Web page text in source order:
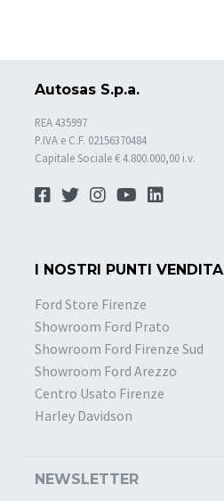
Autosas S.p.a.
REA 435997
P.IVA e C.F. 02156370484
Capitale Sociale € 4.800.000,00 i.v.
I NOSTRI PUNTI VENDITA
Ford Store Firenze
Showroom Ford Prato
Showroom Ford Firenze Sud
Showroom Ford Arezzo
Centro Usato Firenze
Harley Davidson
NEWSLETTER